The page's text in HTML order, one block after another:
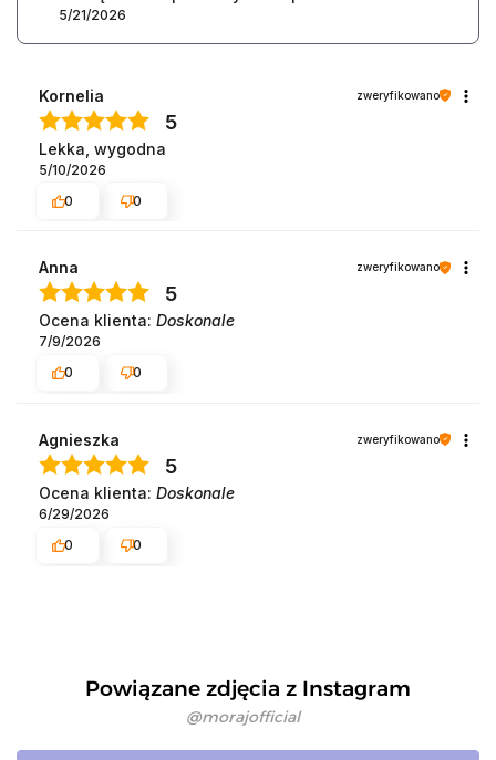
5/21/2026
Kornelia zweryfikowano
5
Lekka, wygodna
5/10/2026
0
0
Anna zweryfikowano
5
Ocena klienta: Doskonale
7/9/2026
0
0
Agnieszka zweryfikowano
5
Ocena klienta: Doskonale
6/29/2026
0
0
Powiązane zdjęcia z Instagram
@morajofficial